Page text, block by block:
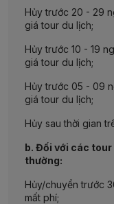
Hủy trước 20 - 29
giá tour du lịch;
Hủy trước 10 - 19
giá tour du lịch;
Hủy trước 05 - 09
giá tour du lịch;
Hủy sau thời gian
b. Đối với các
thường:
Hủy/chuyển trước
mất phí;